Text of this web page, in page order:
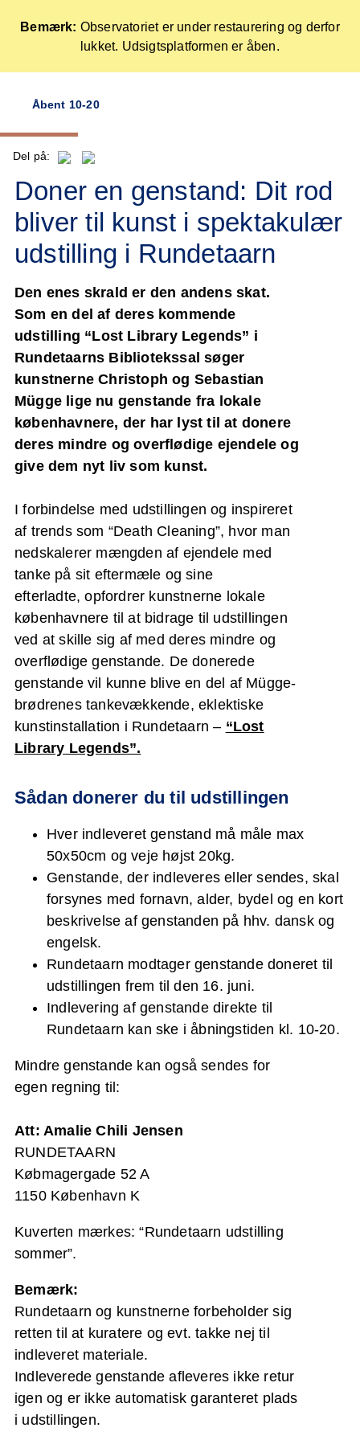
Bemærk: Observatoriet er under restaurering og derfor
lukket. Udsigtsplatformen er åben.
Skip
to
content
Åbent 10-20
Del på:
Doner en genstand: Dit rod
bliver til kunst i spektakulær
udstilling i Rundetaarn
Den enes skrald er den andens skat.
Som en del af deres kommende
udstilling “Lost Library Legends” i
Rundetaarns Bibliotekssal søger
kunstnerne Christoph og Sebastian
Mügge lige nu genstande fra lokale
københavnere, der har lyst til at donere
deres mindre og overflødige ejendele og
give dem nyt liv som kunst.
I forbindelse med udstillingen og inspireret
af trends som “Death Cleaning”, hvor man
nedskalerer mængden af ejendele med
tanke på sit eftermæle og sine
efterladte, opfordrer kunstnerne lokale
københavnere til at bidrage til udstillingen
ved at skille sig af med deres mindre og
overflødige genstande. De donerede
genstande vil kunne blive en del af Mügge-
brødrenes tankevækkende, eklektiske
kunstinstallation i Rundetaarn – “Lost
Library Legends”.
Sådan donerer du til udstillingen
Hver indleveret genstand må måle max
50x50cm og veje højst 20kg.
Genstande, der indleveres eller sendes, skal
forsynes med fornavn, alder, bydel og en kort
beskrivelse af genstanden på hhv. dansk og
engelsk.
Rundetaarn modtager genstande doneret til
udstillingen frem til den 16. juni.
Indlevering af genstande direkte til
Rundetaarn kan ske i åbningstiden kl. 10-20.
Mindre genstande kan også sendes for
egen regning til:
Att: Amalie Chili Jensen
RUNDETAARN
Købmagergade 52 A
1150 København K
Kuverten mærkes: “Rundetaarn udstilling
sommer”.
Bemærk:
Rundetaarn og kunstnerne forbeholder sig
retten til at kuratere og evt. takke nej til
indleveret materiale.
Indleverede genstande afleveres ikke retur
igen og er ikke automatisk garanteret plads
i udstillingen.